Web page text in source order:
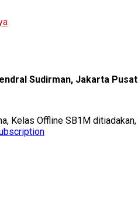
Sudirman, Jakarta
Kelas Offline SB1M